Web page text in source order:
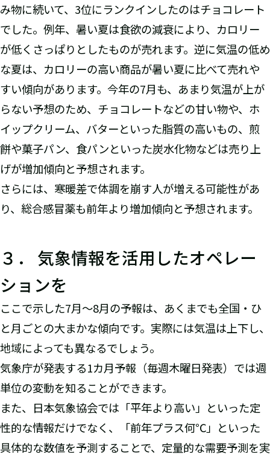
み物に続いて、3位にランクインしたのはチョコレート
でした。例年、暑い夏は食欲の減衰により、カロリー
が低くさっぱりとしたものが売れます。逆に気温の低め
な夏は、カロリーの高い商品が暑い夏に比べて売れや
すい傾向があります。今年の7月も、あまり気温が上が
らない予想のため、チョコレートなどの甘い物や、ホ
イップクリーム、バターといった脂質の高いもの、煎
餅や菓子パン、食パンといった炭水化物などは売り上
げが増加傾向と予想されます。
さらには、寒暖差で体調を崩す人が増える可能性があ
り、総合感冒薬も前年より増加傾向と予想されます。
３． 気象情報を活用したオペレー
ションを
ここで示した7月～8月の予報は、あくまでも全国・ひ
と月ごとの大まかな傾向です。実際には気温は上下し、
地域によっても異なるでしょう。
気象庁が発表する1カ月予報（毎週木曜日発表）では週
単位の変動を知ることができます。
また、日本気象協会では「平年より高い」といった定
性的な情報だけでなく、「前年プラス何℃」といった
具体的な数値を予測することで、定量的な需要予測を実